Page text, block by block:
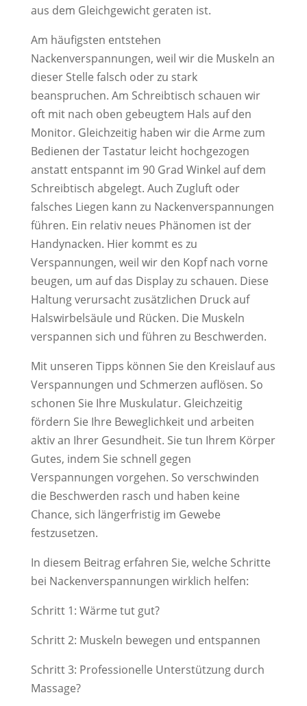
aus dem Gleichgewicht geraten ist.
Am häufigsten entstehen
Nackenverspannungen, weil wir die Muskeln an
dieser Stelle falsch oder zu stark
beanspruchen. Am Schreibtisch schauen wir
oft mit nach oben gebeugtem Hals auf den
Monitor. Gleichzeitig haben wir die Arme zum
Bedienen der Tastatur leicht hochgezogen
anstatt entspannt im 90 Grad Winkel auf dem
Schreibtisch abgelegt. Auch Zugluft oder
falsches Liegen kann zu Nackenverspannungen
führen. Ein relativ neues Phänomen ist der
Handynacken. Hier kommt es zu
Verspannungen, weil wir den Kopf nach vorne
beugen, um auf das Display zu schauen. Diese
Haltung verursacht zusätzlichen Druck auf
Halswirbelsäule und Rücken. Die Muskeln
verspannen sich und führen zu Beschwerden.
Mit unseren Tipps können Sie den Kreislauf aus
Verspannungen und Schmerzen auflösen. So
schonen Sie Ihre Muskulatur. Gleichzeitig
fördern Sie Ihre Beweglichkeit und arbeiten
aktiv an Ihrer Gesundheit. Sie tun Ihrem Körper
Gutes, indem Sie schnell gegen
Verspannungen vorgehen. So verschwinden
die Beschwerden rasch und haben keine
Chance, sich längerfristig im Gewebe
festzusetzen.
In diesem Beitrag erfahren Sie, welche Schritte
bei Nackenverspannungen wirklich helfen:
Schritt 1: Wärme tut gut?
Schritt 2: Muskeln bewegen und entspannen
Schritt 3: Professionelle Unterstützung durch
Massage?